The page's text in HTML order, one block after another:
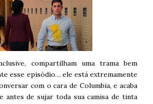
compartilham uma trama bem
esse episódio… ele está extremamente
com o cara de Columbia, e acaba
antes de sujar toda sua camisa de tinta